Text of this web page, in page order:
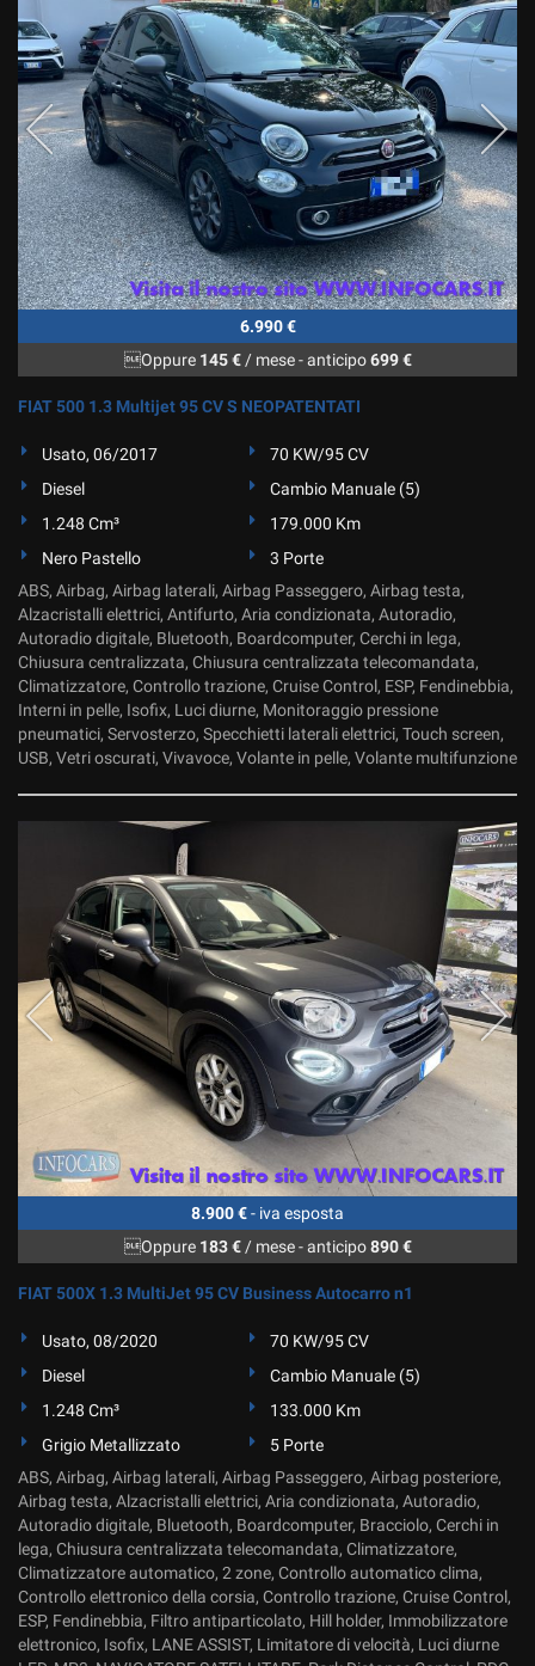
6.990 €
Oppure 145 €/ mese-anticipo699 €
FIAT 500 1.3 Multijet 95 CV S NEOPATENTATI
Usato, 06/2017
70 KW/95 CV
Diesel
Cambio Manuale (5)
1.248 Cm³
179.000 Km
Nero Pastello
3 Porte
ABS, Airbag, Airbag laterali, Airbag Passeggero, Airbag testa,
Alzacristalli elettrici, Antifurto, Aria condizionata, Autoradio,
Autoradio digitale, Bluetooth, Boardcomputer, Cerchi in lega,
Chiusura centralizzata, Chiusura centralizzata telecomandata,
Climatizzatore, Controllo trazione, Cruise Control, ESP, Fendinebbia,
Interni in pelle, Isofix, Luci diurne, Monitoraggio pressione
pneumatici, Servosterzo, Specchietti laterali elettrici, Touch screen,
USB, Vetri oscurati, Vivavoce, Volante in pelle, Volante multifunzione
8.900 €- iva esposta
Oppure 183 €/ mese-anticipo890 €
FIAT 500X 1.3 MultiJet 95 CV Business Autocarro n1
Usato, 08/2020
70 KW/95 CV
Diesel
Cambio Manuale (5)
1.248 Cm³
133.000 Km
Grigio Metallizzato
5 Porte
ABS, Airbag, Airbag laterali, Airbag Passeggero, Airbag posteriore,
Airbag testa, Alzacristalli elettrici, Aria condizionata, Autoradio,
Autoradio digitale, Bluetooth, Boardcomputer, Bracciolo, Cerchi in
lega, Chiusura centralizzata telecomandata, Climatizzatore,
Climatizzatore automatico, 2 zone, Controllo automatico clima,
Controllo elettronico della corsia, Controllo trazione, Cruise Control,
ESP, Fendinebbia, Filtro antiparticolato, Hill holder, Immobilizzatore
elettronico, Isofix, LANE ASSIST, Limitatore di velocità, Luci diurne